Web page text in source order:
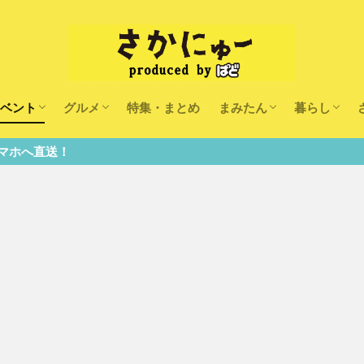
ント
ッズ
グルメ 特集・まとめ まみたん 暮らし